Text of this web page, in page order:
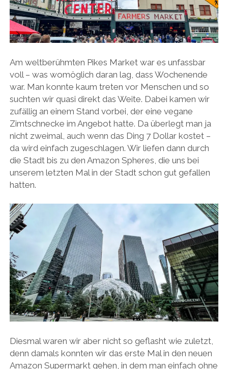
Am weltberühmten Pikes Market war es unfassbar
voll – was womöglich daran lag, dass Wochenende
war. Man konnte kaum treten vor Menschen und so
suchten wir quasi direkt das Weite. Dabei kamen wir
zufällig an einem Stand vorbei, der eine vegane
Zimtschnecke im Angebot hatte. Da überlegt man ja
nicht zweimal, auch wenn das Ding 7 Dollar kostet –
da wird einfach zugeschlagen. Wir liefen dann durch
die Stadt bis zu den Amazon Spheres, die uns bei
unserem letzten Mal in der Stadt schon gut gefallen
hatten.
Diesmal waren wir aber nicht so geflasht wie zuletzt,
denn damals konnten wir das erste Mal in den neuen
Amazon Supermarkt gehen, in dem man einfach ohne